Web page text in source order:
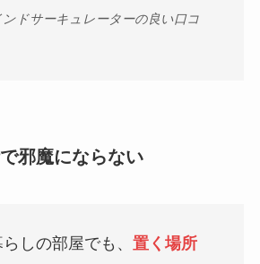
ドサーキュレーターの良い口コ
邪魔にならない
しの部屋でも、 置く場所